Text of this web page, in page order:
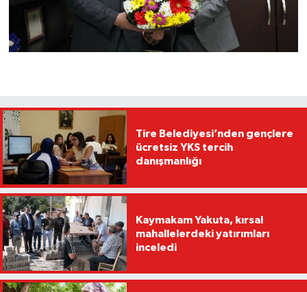
Tire Belediyesi’nden gençlere
ücretsiz YKS tercih
danışmanlığı
Kaymakam Yakuta, kırsal
mahallelerdeki yatırımları
inceledi